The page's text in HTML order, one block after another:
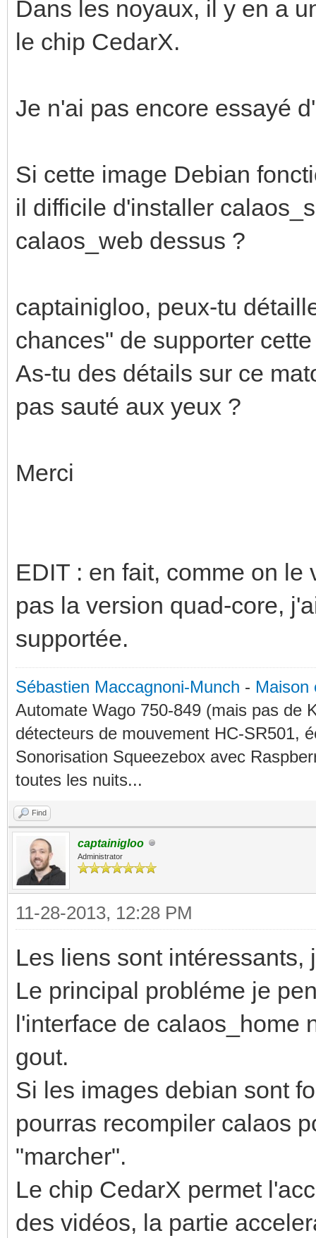
Dans les noyaux, il y en a
le chip CedarX.
Je n'ai pas encore essayé
Si cette image Debian
il difficile d'installer
calaos_web dessus ?
captainigloo, peux-tu
chances" de supporter
As-tu des détails sur ce
pas sauté aux yeux ?
Merci
EDIT : en fait, comme on
pas la version quad-core,
supportée.
Sébastien Maccagnoni-Munch - Maison
Automate Wago 750-849 (mais pas de
détecteurs de mouvement HC-SR501,
Sonorisation Squeezebox avec
toutes les nuits...
Find
captainigloo
Administrator
11-28-2013, 12:28 PM
Les liens sont
Le principal probléme je
l'interface de calaos_home
gout.
Si les images debian sont
pourras recompiler calaos
"marcher".
Le chip CedarX permet
des vidéos, la partie